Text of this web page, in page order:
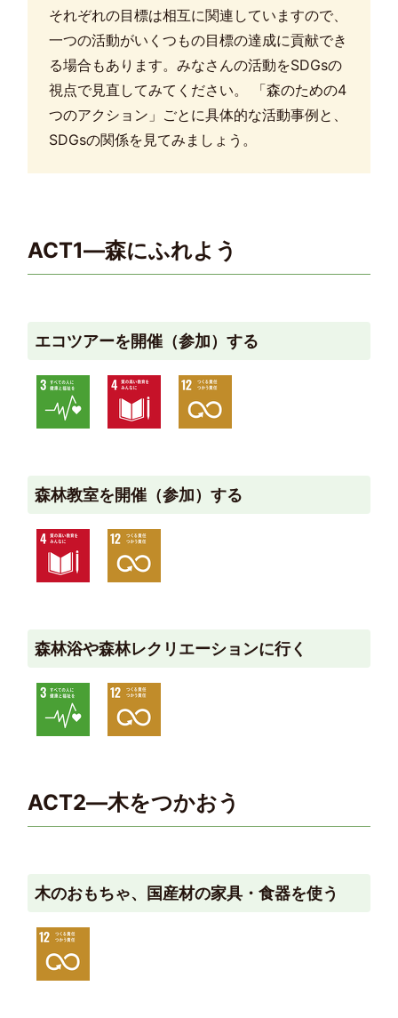
それぞれの目標は相互に関連していますので、
一つの活動がいくつもの目標の達成に貢献でき
る場合もあります。みなさんの活動をSDGsの
視点で見直してみてください。 「森のための4
つのアクション」ごとに具体的な活動事例と、
SDGsの関係を見てみましょう。
ACT1―森にふれよう
エコツアーを開催（参加）する
森林教室を開催（参加）する
森林浴や森林レクリエーションに行く
ACT2―木をつかおう
木のおもちゃ、国産材の家具・食器を使う